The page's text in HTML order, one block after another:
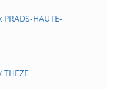
HAUTE-